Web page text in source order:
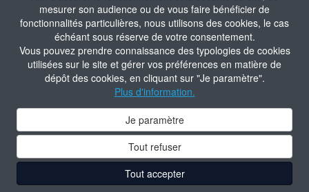
mesurer son audience ou de vous faire bénéficier de
fonctionnalités particulières, nous utilisons des cookies, le cas
échéant sous réserve de votre consentement.
Vous pouvez prendre connaissance des typologies de cookies
utilisées sur le site et gérer vos préférences en matière de
dépôt des cookies, en cliquant sur "Je paramètre".
Plus d'information.
Je paramètre
Tout refuser
Tout accepter